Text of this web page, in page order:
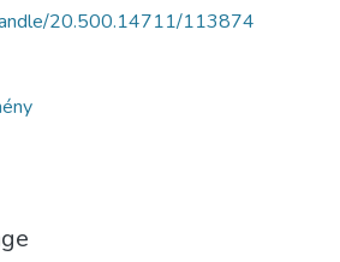
20.500.14711/113874